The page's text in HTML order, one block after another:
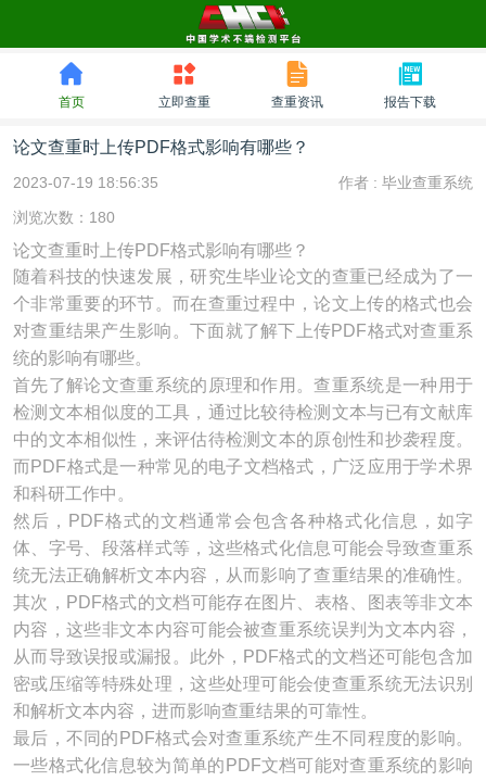
首页 立即查重 查重资讯 报告下载
论文查重时上传PDF格式影响有哪些？
2023-07-19 18:56:35 作者 : 毕业查重系统
浏览次数：180
论文查重时上传PDF格式影响有哪些？
随着科技的快速发展，研究生毕业论文的查重已经成为了一
个非常重要的环节。而在查重过程中，论文上传的格式也会
对查重结果产生影响。下面就了解下上传PDF格式对查重系
统的影响有哪些。
首先了解论文查重系统的原理和作用。查重系统是一种用于
检测文本相似度的工具，通过比较待检测文本与已有文献库
中的文本相似性，来评估待检测文本的原创性和抄袭程度。
而PDF格式是一种常见的电子文档格式，广泛应用于学术界
和科研工作中。
然后，PDF格式的文档通常会包含各种格式化信息，如字
体、字号、段落样式等，这些格式化信息可能会导致查重系
统无法正确解析文本内容，从而影响了查重结果的准确性。
其次，PDF格式的文档可能存在图片、表格、图表等非文本
内容，这些非文本内容可能会被查重系统误判为文本内容，
从而导致误报或漏报。此外，PDF格式的文档还可能包含加
密或压缩等特殊处理，这些处理可能会使查重系统无法识别
和解析文本内容，进而影响查重结果的可靠性。
最后，不同的PDF格式会对查重系统产生不同程度的影响。
一些格式化信息较为简单的PDF文档可能对查重系统的影响